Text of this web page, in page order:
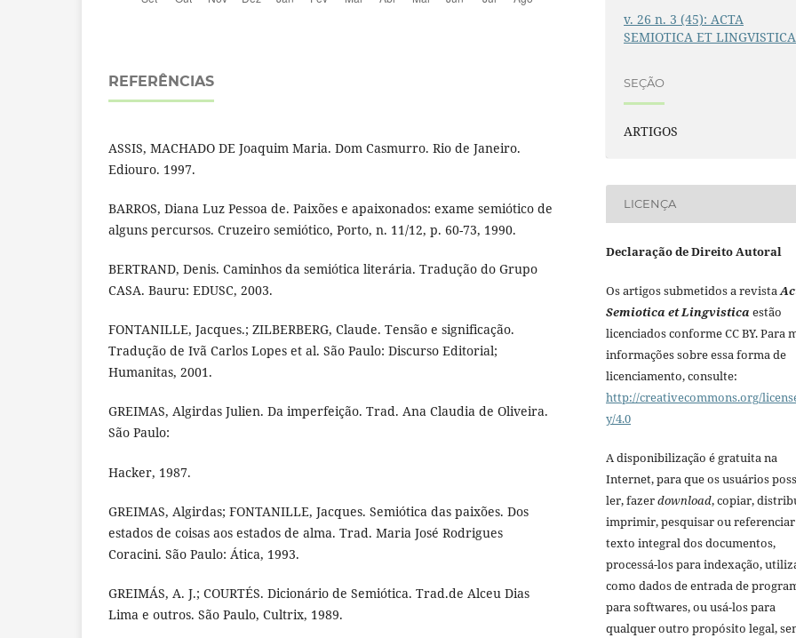
REFERÊNCIAS
ASSIS, MACHADO DE Joaquim Maria. Dom Casmurro. Rio de Janeiro.
Ediouro. 1997.
BARROS, Diana Luz Pessoa de. Paixões e apaixonados: exame semiótico de
alguns percursos. Cruzeiro semiótico, Porto, n. 11/12, p. 60-73, 1990.
BERTRAND, Denis. Caminhos da semiótica literária. Tradução do Grupo
CASA. Bauru: EDUSC, 2003.
FONTANILLE, Jacques.; ZILBERBERG, Claude. Tensão e significação.
Tradução de Ivã Carlos Lopes et al. São Paulo: Discurso Editorial;
Humanitas, 2001.
GREIMAS, Algirdas Julien. Da imperfeição. Trad. Ana Claudia de Oliveira.
São Paulo:
Hacker, 1987.
GREIMAS, Algirdas; FONTANILLE, Jacques. Semiótica das paixões. Dos
estados de coisas aos estados de alma. Trad. Maria José Rodrigues
Coracini. São Paulo: Ática, 1993.
GREIMÁS, A. J.; COURTÉS. Dicionário de Semiótica. Trad.de Alceu Dias
Lima e outros. São Paulo, Cultrix, 1989.
v. 26 n. 3 (45): ACTA
SEMIOTICA ET LINGVISTICA
SEÇÃO
ARTIGOS
LICENÇA
Declaração de Direito Autoral
Os artigos submetidos a revista
Semiotica et Lingvistica estão
licenciados conforme CC BY. Para
informações sobre essa forma de
licenciamento, consulte:
http://creativecommons.org/
y/4.0
A disponibilização é gratuita na
Internet, para que os usuários
ler, fazerdownload, copiar,
imprimir, pesquisar ou
texto integral dos documentos,
processá-los para indexação,
como dados de entrada de
para softwares, ou usá-los para
qualquer outro propósito legal,